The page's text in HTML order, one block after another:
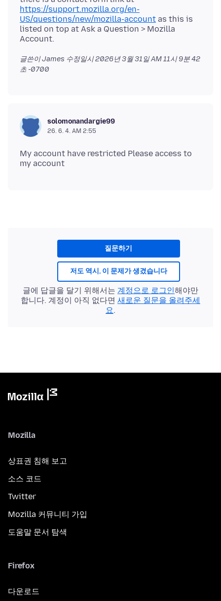
https://support.mozilla.org/en-
US/questions/new/mozilla-account as this is
listed on top at Ask a Question > Mozilla
글쓴이 James 수정일시2026년 3월 31일 AM 11시 9분 42
초 -0700
solomonandargie99
26. 6. 4. AM 2:55
My account have restricted Please access to
질문하기
저도 역시, 이 문제가 생겼습니다
글에 답글을 달기 위해서는 계정으로 로그인해야만
합니다. 계정이 아직 없다면 새로운 질문을 올려주세
요.
Mozilla
상표권 침해 보고
소스 코드
Twitter
Mozilla 커뮤니티 가입
도움말 문서 탐색
Firefox
다운로드